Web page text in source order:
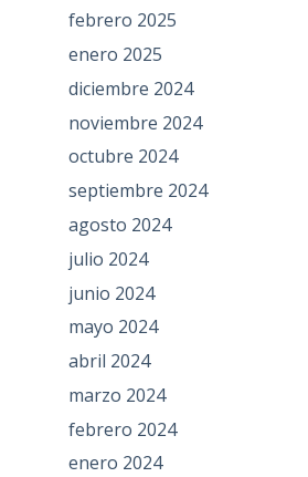
febrero 2025
enero 2025
diciembre 2024
noviembre 2024
octubre 2024
septiembre 2024
agosto 2024
julio 2024
junio 2024
mayo 2024
abril 2024
marzo 2024
febrero 2024
enero 2024